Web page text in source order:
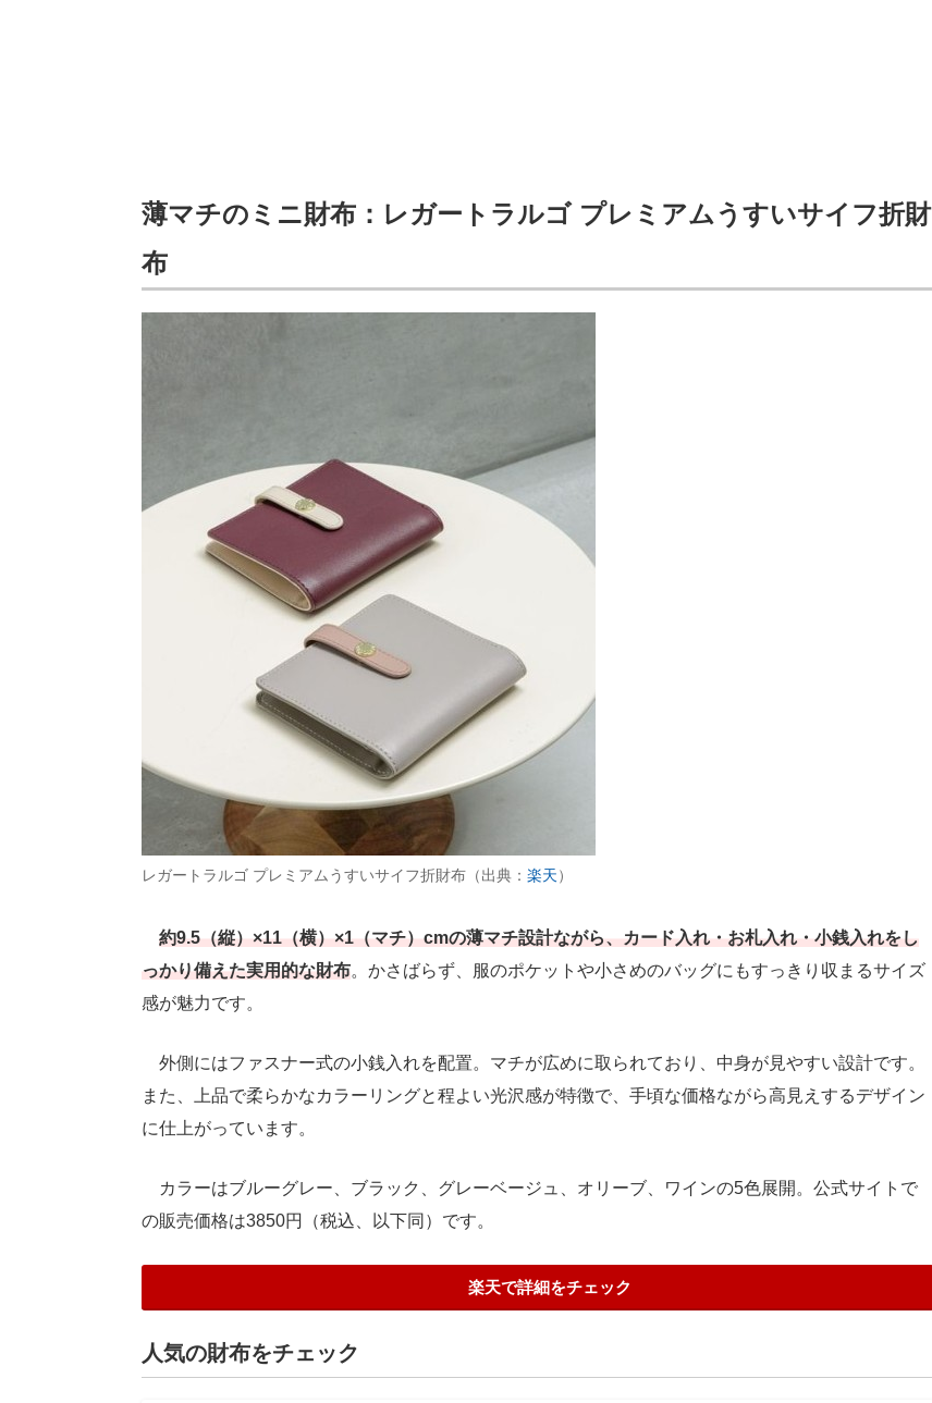
薄マチのミニ財布：レガートラルゴ プレミアムうすいサイフ折財
布
レガートラルゴ プレミアムうすいサイフ折財布（出典： 楽天）
約9.5（縦）×11（横）×1（マチ）cmの薄マチ設計ながら、カード入れ・お札入れ・小銭入れをし
っかり備えた実用的な財布。かさばらず、服のポケットや小さめのバッグにもすっきり収まるサイズ
感が魅力です。
外側にはファスナー式の小銭入れを配置。マチが広めに取られており、中身が見やすい設計です。
また、上品で柔らかなカラーリングと程よい光沢感が特徴で、手頃な価格ながら高見えするデザイン
に仕上がっています。
カラーはブルーグレー、ブラック、グレーベージュ、オリーブ、ワインの5色展開。公式サイトで
の販売価格は3850円（税込、以下同）です。
楽天で詳細をチェック
人気の財布をチェック